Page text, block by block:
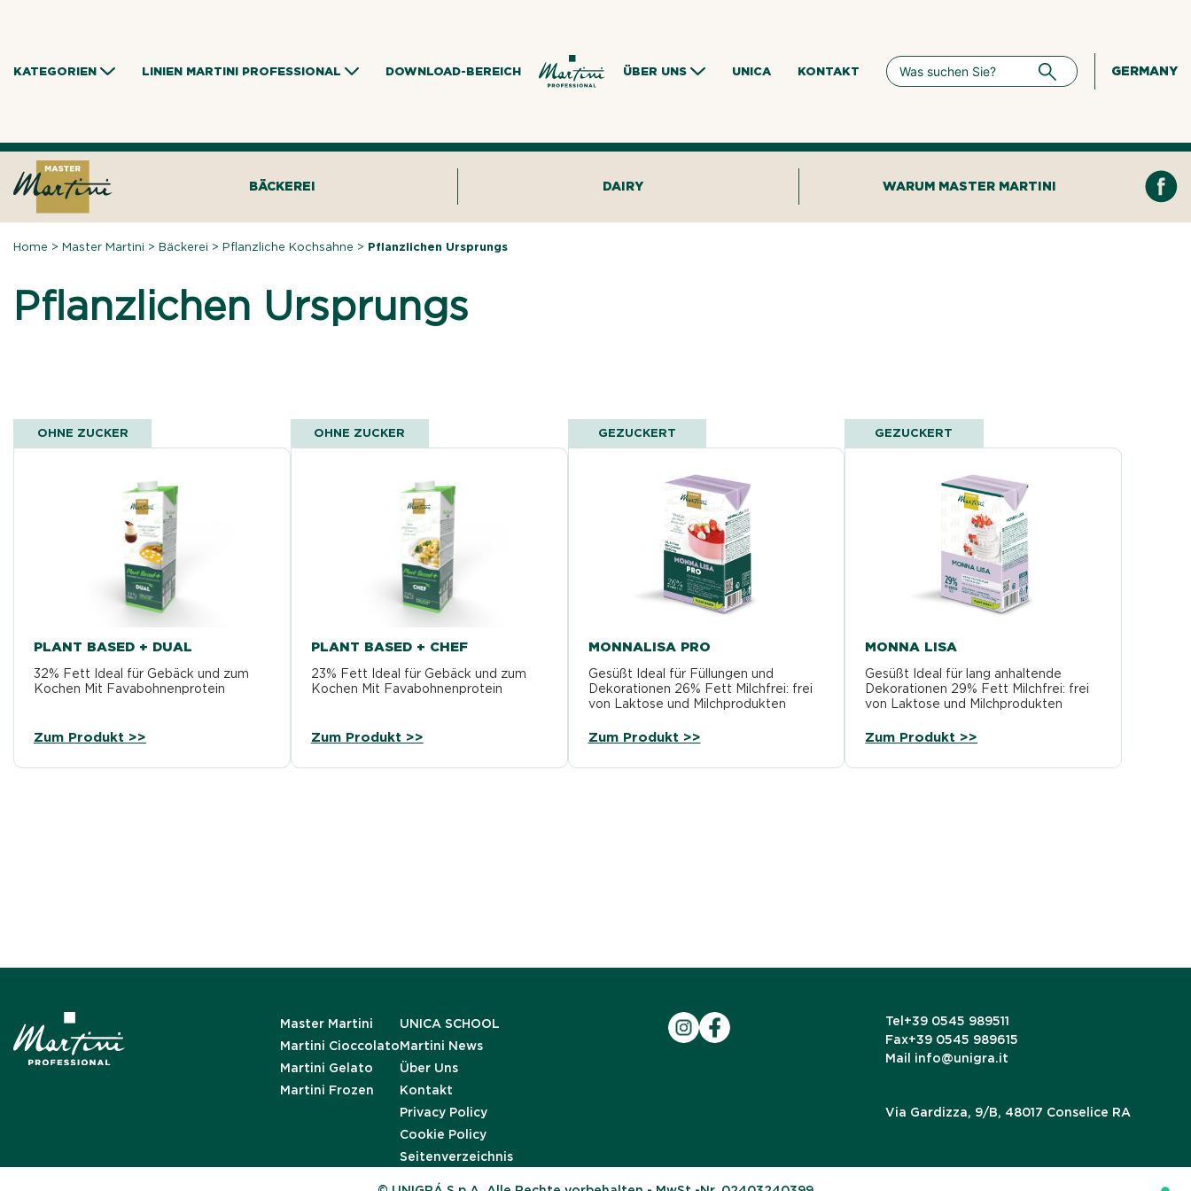
KATEGORIEN LINIEN MARTINI PROFESSIONAL DOWNLOAD-BEREICH ÜBER UNS UNICA KONTAKT GERMANY
BÄCKEREI DAIRY WARUM MASTER MARTINI
Home >Master Martini >Bäckerei >Pflanzliche Kochsahne > Pflanzlichen Ursprungs
Pflanzlichen Ursprungs
OHNE ZUCKER
PLANT BASED + DUAL
32% Fett Ideal für Gebäck und zum
Kochen Mit Favabohnenprotein
Zum Produkt >>
OHNE ZUCKER
PLANT BASED + CHEF
23% Fett Ideal für Gebäck und zum
Kochen Mit Favabohnenprotein
Zum Produkt >>
GEZUCKERT
MONNALISA PRO
Gesüßt Ideal für Füllungen und
Dekorationen 26% Fett Milchfrei: frei
von Laktose und Milchprodukten
Zugabe von…
Zum Produkt >>
GEZUCKERT
MONNA LISA
Gesüßt Ideal für lang anhaltende
Dekorationen 29% Fett Milchfrei: frei
von Laktose und Milchprodukten
weiße Farbe Ausgezeichneter…
Zum Produkt >>
Master Martini
Martini Cioccolato
Martini Gelato
Martini Frozen
UNICA SCHOOL
Martini News
Über Uns
Kontakt
Privacy Policy
Cookie Policy
Seitenverzeichnis
Tel +39 0545 989511
Fax+39 0545 989615
Mail info@unigra.it
Via Gardizza, 9/B, 48017 Conselice RA